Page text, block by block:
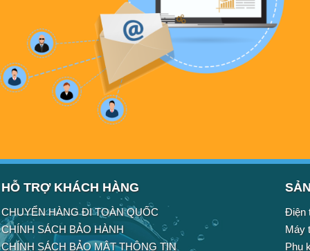
HỖ TRỢ KHÁCH HÀNG
CHUYỂN HÀNG ĐI TOÀN QUỐC
CHÍNH SÁCH BẢO HÀNH
CHÍNH SÁCH BẢO MẬT THÔNG TIN
Điện
Máy
Phụ